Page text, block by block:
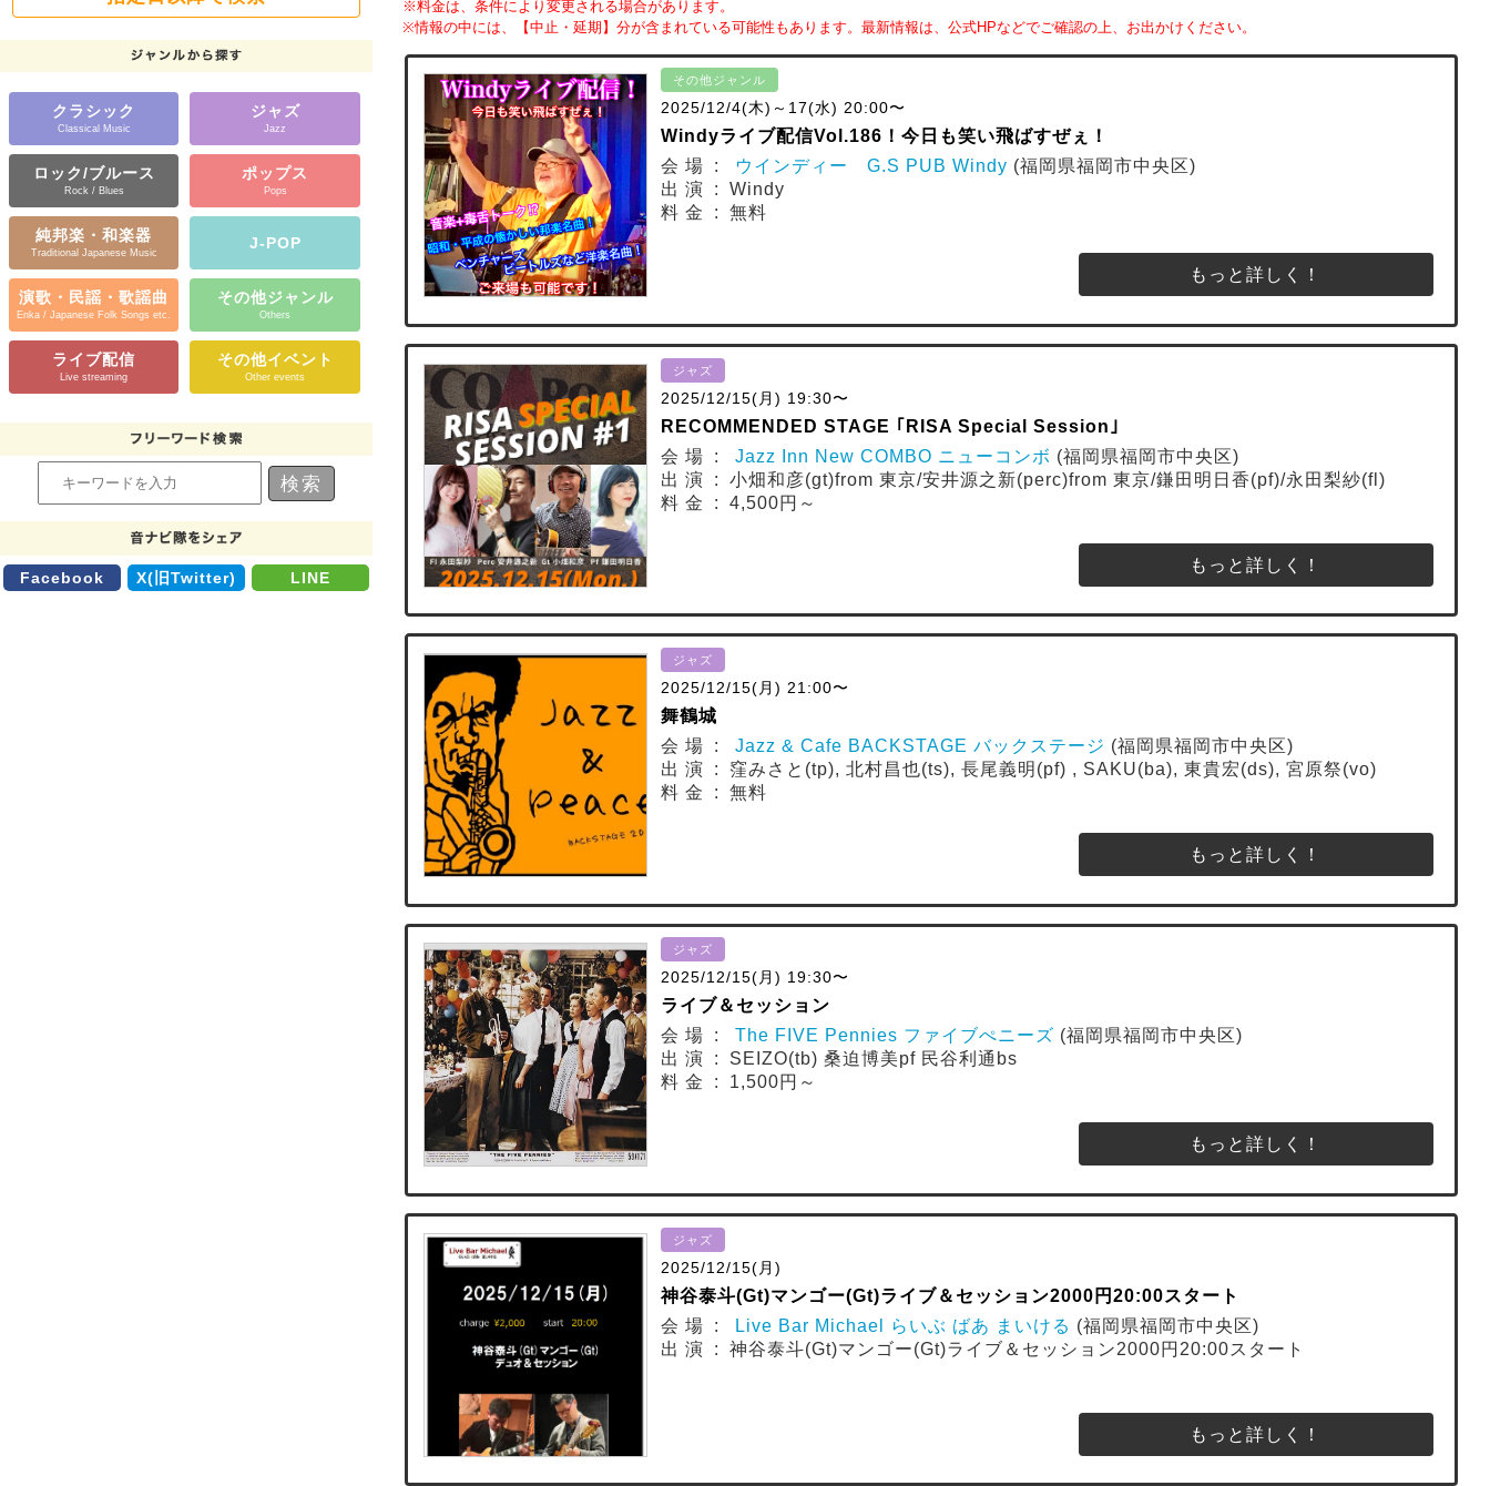
クラシック
Classical Music
ジャズ
Jazz
ロック/ブルース
Rock / Blues
ポップス
Pops
純邦楽・和楽器
Traditional Japanese Music
J-POP
演歌・民謡・歌謡曲
Enka / Japanese Folk Songs etc.
その他ジャンル
Others
ライブ配信
Live streaming
その他イベント
Other events
Facebook X(旧Twitter) LINE
※料金は、条件により変更される場合があります。
※情報の中には、【中止・延期】分が含まれている可能性もあります。最新情報は、公式HPなどでご確認の上、お出かけください。
その他ジャンル
2025/12/4(木)～17(水) 20:00〜
Windyライブ配信Vol.186！今日も笑い飛ばすぜぇ！
会 場 :
ウインディー G.S PUB Windy (福岡県福岡市中央区)
出 演 : Windy
料 金 : 無料
もっと詳しく！
ジャズ
2025/12/15(月) 19:30〜
RECOMMENDED STAGE ｢RISA Special Session｣
会 場 : Jazz Inn New COMBO ニューコンボ (福岡県福岡市中央区)
出 演 : 小畑和彦(gt)from 東京/安井源之新(perc)from 東京/鎌田明日香(pf)/永田梨紗(fl)
料 金 : 4,500円～
もっと詳しく！
ジャズ
2025/12/15(月) 21:00〜
舞鶴城
会 場 : Jazz & Cafe BACKSTAGE バックステージ (福岡県福岡市中央区)
出 演 : 窪みさと(tp), 北村昌也(ts), 長尾義明(pf) , SAKU(ba), 東貴宏(ds), 宮原祭(vo)
料 金 : 無料
もっと詳しく！
ジャズ
2025/12/15(月) 19:30〜
ライブ＆セッション
会 場 : The FIVE Pennies ファイブぺニーズ (福岡県福岡市中央区)
出 演 : SEIZO(tb) 桑迫博美pf 民谷利通bs
料 金 : 1,500円～
もっと詳しく！
ジャズ
2025/12/15(月)
神谷泰斗(Gt)マンゴー(Gt)ライブ＆セッション2000円20:00スタート
会 場 :
Live Bar Michael らいぶ ばあ まいける (福岡県福岡市中央区)
出 演 : 神谷泰斗(Gt)マンゴー(Gt)ライブ＆セッション2000円20:00スタート
もっと詳しく！